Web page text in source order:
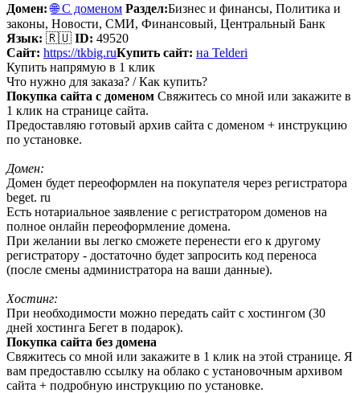
Домен: 🌐 С доменом Раздел:Бизнес и финансы, Политика и
законы, Новости, СМИ, Финансовый, Центральный Банк
Язык: 🇷🇺 ID: 49520
Сайт: https://tkbig.ruКупить сайт: на Telderi
Купить напрямую в 1 клик
Что нужно для заказа? / Как купить?
Покупка сайта с доменом Свяжитесь со мной или закажите в
1 клик на странице сайта.
Предоставляю готовый архив сайта с доменом + инструкцию
по установке.
Домен:
Домен будет переоформлен на покупателя через регистратора
beget. ru
Есть нотариальное заявление с регистратором доменов на
полное онлайн переоформление домена.
При желании вы легко сможете перенести его к другому
регистратору - достаточно будет запросить код переноса
(после смены администратора на ваши данные).
Хостинг:
При необходимости можно передать сайт с хостингом (30
дней хостинга Бегет в подарок).
Покупка сайта без домена
Свяжитесь со мной или закажите в 1 клик на этой странице. Я
вам предоставлю ссылку на облако с установочным архивом
сайта + подробную инструкцию по установке.